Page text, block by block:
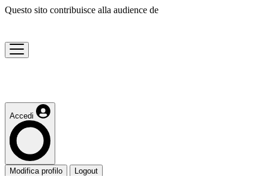
Questo sito contribuisce alla audience de
Accedi
Modifica profilo Logout